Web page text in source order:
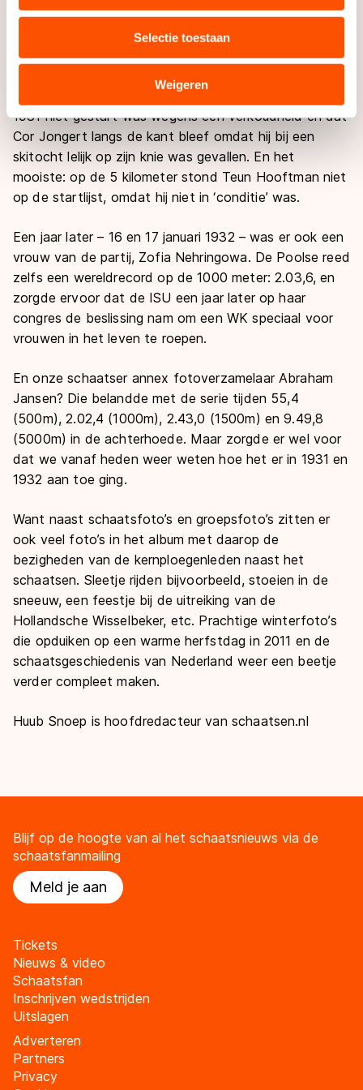
uw gebruik van onze site met onze partners voor social
combineren met andere gegevens die u aan hen heeft
verstrekt of die zij hebben verzameld via hun services.
Sommige partners kunnen gegevens doorgeven aan
landen buiten de EU, zoals de VS, waar mogelijk geen
adequaat beschermingsniveau geldt volgens de GDPR.
Door op ‘Toestaan’ te klikken, stemt u in met deze
overdracht. Meer informatie vindt u in onscookiebeleid
Selectie toestaan
Weigeren
ziet.
Ga je de tekst bij de foto’s erbij zoeken, dan kom je
leuke dingen tegen. Dat Klaas Schenk – inderdaad, de
vader van – tijdens de wedstrijden op 17 en 18 januari
1931 niet gestart was wegens een verkoudheid en dat
Cor Jongert langs de kant bleef omdat hij bij een
skitocht lelijk op zijn knie was gevallen. En het
mooiste: op de 5 kilometer stond Teun Hooftman niet
op de startlijst, omdat hij niet in ‘conditie’ was.
Een jaar later – 16 en 17 januari 1932 – was er ook een
vrouw van de partij, Zofia Nehringowa. De Poolse reed
zelfs een wereldrecord op de 1000 meter: 2.03,6, en
zorgde ervoor dat de ISU een jaar later op haar
congres de beslissing nam om een WK speciaal voor
vrouwen in het leven te roepen.
En onze schaatser annex fotoverzamelaar Abraham
Jansen? Die belandde met de serie tijden 55,4
(500m), 2.02,4 (1000m), 2.43,0 (1500m) en 9.49,8
(5000m) in de achterhoede. Maar zorgde er wel voor
dat we vanaf heden weer weten hoe het er in 1931 en
1932 aan toe ging.
Want naast schaatsfoto’s en groepsfoto’s zitten er
ook veel foto’s in het album met daarop de
bezigheden van de kernploegenleden naast het
schaatsen. Sleetje rijden bijvoorbeeld, stoeien in de
sneeuw, een feestje bij de uitreiking van de
Hollandsche Wisselbeker, etc. Prachtige winterfoto’s
die opduiken op een warme herfstdag in 2011 en de
schaatsgeschiedenis van Nederland weer een beetje
verder compleet maken.
Huub Snoep is hoofdredacteur van schaatsen.nl
Blijf op de hoogte van al het schaatsnieuws via de
schaatsfanmailing
Meld je aan
Tickets
Nieuws & video
Schaatsfan
Inschrijven wedstrijden
Uitslagen
Adverteren
Partners
Privacy